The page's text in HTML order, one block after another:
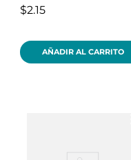
$2.15
AÑADIR AL CARRITO